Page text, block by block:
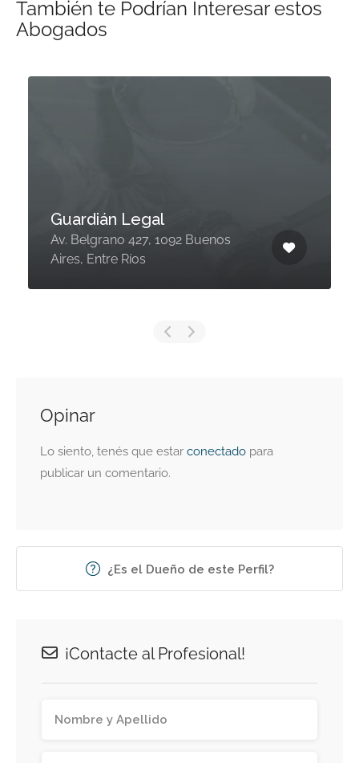
También te Podrían Interesar estos
Abogados
Guardián Legal
Av. Belgrano 427, 1092 Buenos
Aires, Entre Ríos
Opinar
Lo siento, tenés que estar conectado para
publicar un comentario.
¿Es el Dueño de este Perfil?
¡Contacte al Profesional!